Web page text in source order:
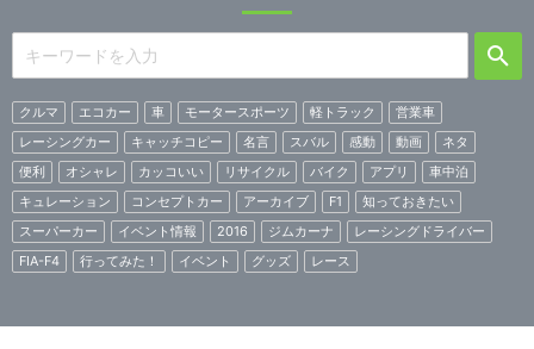
クルマ エコカー 車 モータースポーツ 軽トラック
営業車
レーシングカー
キャッチコピー 名言 スバル 感動 動画
ネタ
便利
オシャレ カッコいい リサイクル バイク アプリ
車中泊
キュレーション
コンセプトカー アーカイブ F1
知っておきたい
スーパーカー
イベント情報 2016 ジムカーナ
レーシングドライバー
FIA-F4
行ってみた！ イベント グッズ レース